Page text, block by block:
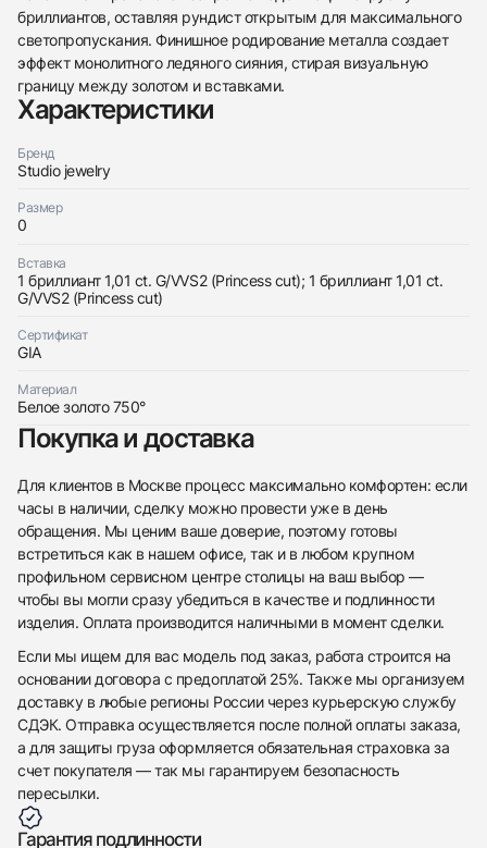
бриллиантов, оставляя рундист открытым для максимального
светопропускания. Финишное родирование металла создает
эффект монолитного ледяного сияния, стирая визуальную
границу между золотом и вставками.
Характеристики
Бренд
Studio jewelry
Размер
0
Вставка
1 бриллиант 1,01 ct. G/VVS2 (Princess cut); 1 бриллиант 1,01 ct.
G/VVS2 (Princess cut)
Сертификат
GIA
Материал
Белое золото 750°
Покупка и доставка
Для клиентов в Москве процесс максимально комфортен: если
часы в наличии, сделку можно провести уже в день
обращения. Мы ценим ваше доверие, поэтому готовы
встретиться как в нашем офисе, так и в любом крупном
профильном сервисном центре столицы на ваш выбор —
чтобы вы могли сразу убедиться в качестве и подлинности
изделия. Оплата производится наличными в момент сделки.
Если мы ищем для вас модель под заказ, работа строится на
основании договора с предоплатой 25%. Также мы организуем
доставку в любые регионы России через курьерскую службу
СДЭК. Отправка осуществляется после полной оплаты заказа,
а для защиты груза оформляется обязательная страховка за
счет покупателя — так мы гарантируем безопасность
пересылки.
Гарантия подлинности
Оставьте ваши контактные данные и мы свяжемся
с вами
Studio jewelry
Отправить заявку
Трейд-ин часов
с вами
Studio jewelry
Серьги с бриллиантами 1,01/1,01 ct. G/VVS2
НовыеКоробка + Документы
Приложите фото ваших часов…
Отправить заявку